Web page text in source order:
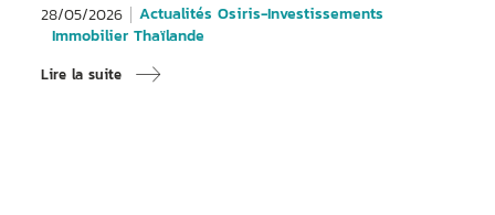
28/05/2026
Actualités Osiris-Investissements
Immobilier Thaïlande
Lire la suite